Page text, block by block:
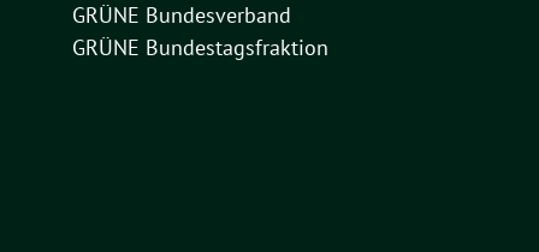
GRÜNE Bundesverband
GRÜNE Bundestagsfraktion